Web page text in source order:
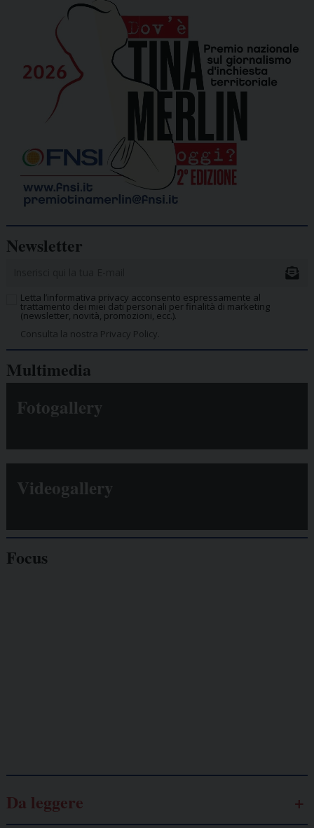
Newsletter
Letta l’informativa privacy acconsento espressamente al
trattamento dei miei dati personali per finalità di marketing
(newsletter, novità, promozioni, ecc.).
Consulta la nostra Privacy Policy.
Multimedia
Fotogallery
Videogallery
Focus
Da leggere